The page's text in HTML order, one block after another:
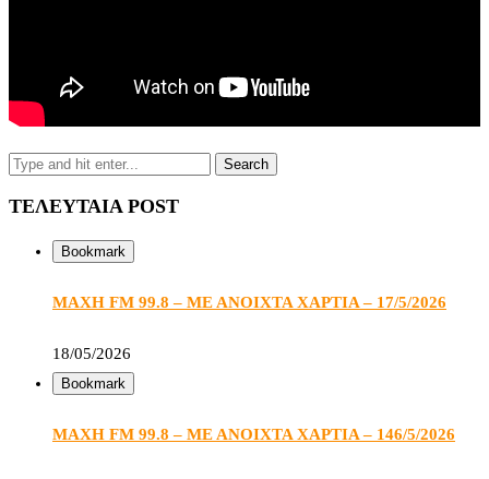
ΤΕΛΕΥΤΑΙΑ POST
Bookmark
ΜΑΧΗ FM 99.8 – ΜΕ ΑΝΟΙΧΤΑ ΧΑΡΤΙΑ – 17/5/2026
18/05/2026
Bookmark
ΜΑΧΗ FM 99.8 – ΜΕ ΑΝΟΙΧΤΑ ΧΑΡΤΙΑ – 146/5/2026